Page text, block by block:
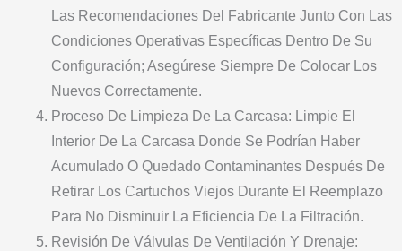
Las Recomendaciones Del Fabricante Junto Con Las
Condiciones Operativas Específicas Dentro De Su
Configuración; Asegúrese Siempre De Colocar Los
Nuevos Correctamente.
Proceso De Limpieza De La Carcasa: Limpie El
Interior De La Carcasa Donde Se Podrían Haber
Acumulado O Quedado Contaminantes Después De
Retirar Los Cartuchos Viejos Durante El Reemplazo
Para No Disminuir La Eficiencia De La Filtración.
Revisión De Válvulas De Ventilación Y Drenaje: